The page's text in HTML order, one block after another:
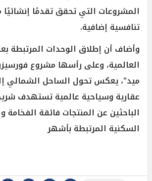
المشروعات التي تحقق تقدمًا
تنافسية إضافية.
وأضاف أن إطلاق الوحدات المرتبطة
العالمية، وعلى رأسها مشروع
ميد"، يعكس تحول الساحل الشمالي
عقارية وسياحية عالمية تستهدف
الباحثين عن المنتجات فائقة الفخامة
السكنية المرتبطة بأشهر